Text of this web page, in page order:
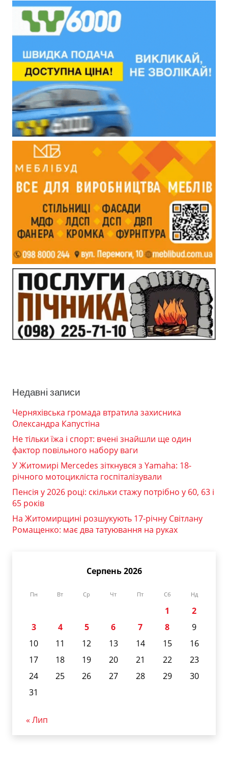
Недавні записи
Черняхівська громада втратила захисника
Олександра Капустіна
Не тільки їжа і спорт: вчені знайшли ще один
фактор повільного набору ваги
У Житомирі Mercedes зіткнувся з Yamaha: 18-
річного мотоцикліста госпіталізували
Пенсія у 2026 році: скільки стажу потрібно у 60, 63 і
65 років
На Житомирщині розшукують 17-річну Світлану
Ромащенко: має два татуювання на руках
Серпень 2026
Пн Вт Ср Чт Пт Сб Нд
1
2
3
4 5 6 7 8
9
10
11 12 13 14 15
16
17
18 19 20 21 22
23
24
25 26 27 28 29
30
31
« Лип